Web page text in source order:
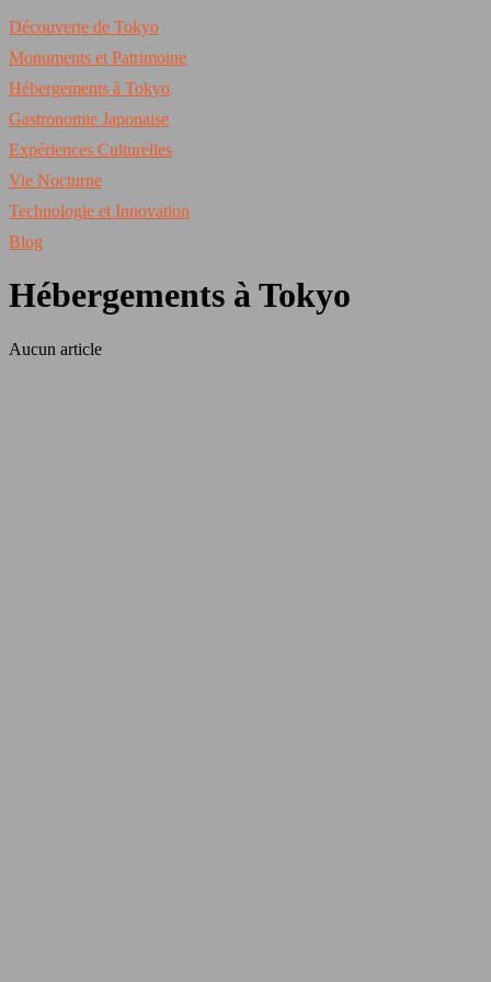
Découverte de Tokyo
Monuments et Patrimoine
Hébergements à Tokyo
Gastronomie Japonaise
Expériences Culturelles
Vie Nocturne
Technologie et Innovation
Blog
Hébergements à Tokyo
Aucun article